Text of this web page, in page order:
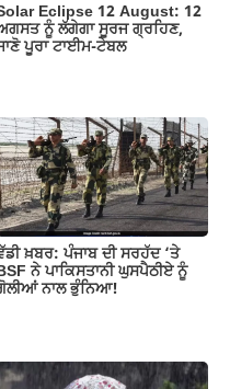
Eclipse 12 August: 12
ਨੂੰ ਲੱਗੇਗਾ ਸੂਰਜ ਗ੍ਰਹਿਣ,
ਪੂਰਾ ਟਾਈਮ-ਟੇਬਲ
ਖ਼ਬਰ: ਪੰਜਾਬ ਦੀ ਸਰਹੱਦ ‘ਤੇ
ਨੇ ਪਾਕਿਸਤਾਨੀ ਘੁਸਪੈਠੀਏ ਨੂੰ
ਨਾਲ ਭੁੰਨਿਆ!